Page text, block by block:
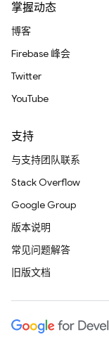
掌握动态
博客
Firebase 峰会
Twitter
YouTube
支持
与支持团队联系
Stack Overflow
Google Group
版本说明
常见问题解答
旧版文档